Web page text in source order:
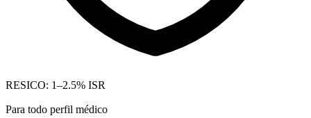
RESICO: 1–2.5% ISR
Para todo perfil médico